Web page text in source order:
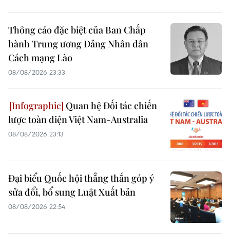
Thông cáo đặc biệt của Ban Chấp
hành Trung ương Đảng Nhân dân
Cách mạng Lào
08/08/2026 23:33
Quan hệ Đối tác chiến
lược toàn diện Việt Nam-Australia
08/08/2026 23:13
Đại biểu Quốc hội thẳng thắn góp ý
sửa đổi, bổ sung Luật Xuất bản
08/08/2026 22:54